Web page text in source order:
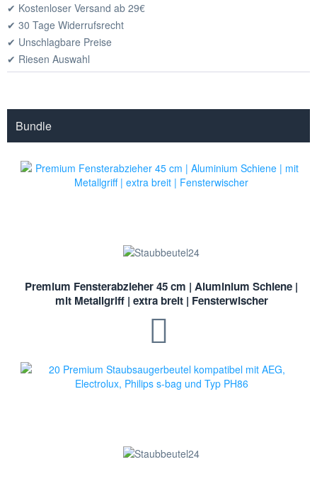
✔ Kostenloser Versand ab 29€
✔ 30 Tage Widerrufsrecht
✔ Unschlagbare Preise
✔ Riesen Auswahl
Bundle
Premium Fensterabzieher 45 cm | Aluminium Schiene |
mit Metallgriff | extra breit | Fensterwischer